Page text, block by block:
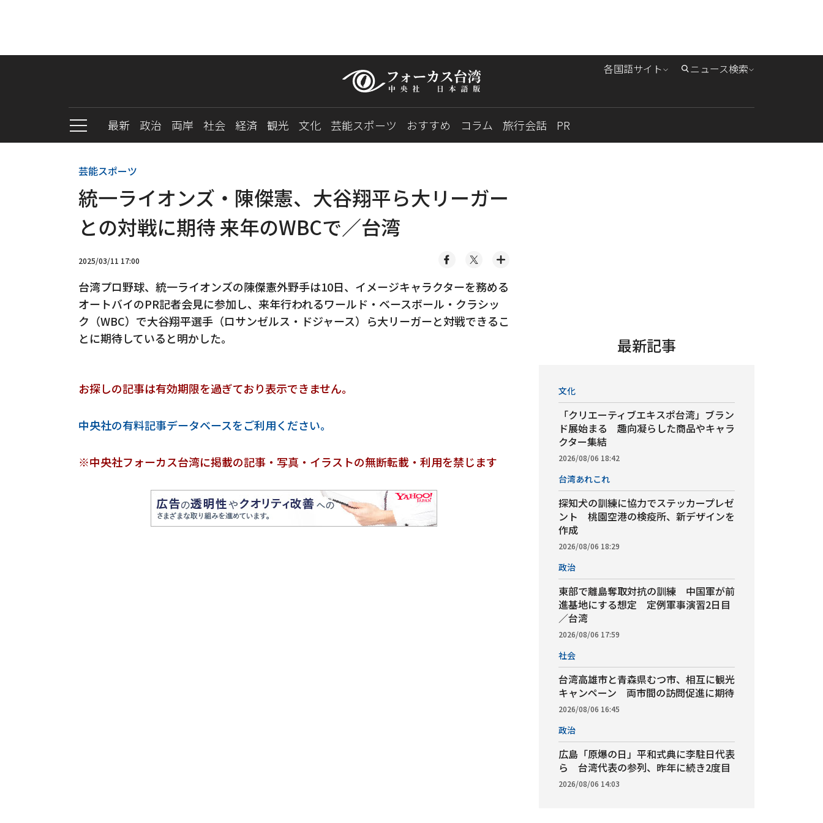
各国語サイト ニュース検索
最新 政治 両岸 社会 経済 観光 文化 芸能スポーツ おすすめ コラム 旅行会話 PR
芸能スポーツ
統一ライオンズ・陳傑憲、大谷翔平ら大リーガー
との対戦に期待 来年のWBCで／台湾
2025/03/11 17:00
台湾プロ野球、統一ライオンズの陳傑憲外野手は10日、イメージキャラクターを務める
オートバイのPR記者会見に参加し、来年行われるワールド・ベースボール・クラシッ
ク（WBC）で大谷翔平選手（ロサンゼルス・ドジャース）ら大リーガーと対戦できるこ
とに期待していると明かした。
お探しの記事は有効期限を過ぎており表示できません。
中央社の有料記事データベースをご利用ください。
※中央社フォーカス台湾に掲載の記事・写真・イラストの無断転載・利用を禁じます
最新記事
文化
「クリエーティブエキスポ台湾」ブラン
ド展始まる 趣向凝らした商品やキャラ
クター集結
2026/08/06 18:42
台湾あれこれ
探知犬の訓練に協力でステッカープレゼ
ント 桃園空港の検疫所、新デザインを
作成
2026/08/06 18:29
政治
東部で離島奪取対抗の訓練 中国軍が前
進基地にする想定 定例軍事演習2日目
／台湾
2026/08/06 17:59
社会
台湾高雄市と青森県むつ市、相互に観光
キャンペーン 両市間の訪問促進に期待
2026/08/06 16:45
政治
広島「原爆の日」平和式典に李駐日代表
ら 台湾代表の参列、昨年に続き2度目
2026/08/06 14:03